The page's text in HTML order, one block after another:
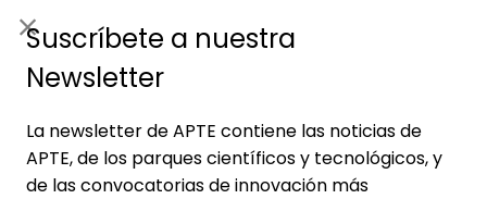
Suscríbete a nuestra
Newsletter
La newsletter de APTE contiene las noticias de
APTE, de los parques científicos y tecnológicos, y
de las convocatorias de innovación más